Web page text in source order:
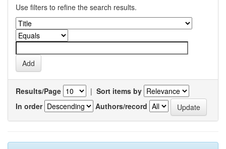
Use filters to refine the search results.
Results/Page | Sort items by
In order
Authors/record